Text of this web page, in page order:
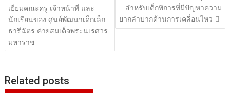
เยี่ยมคณะครู เจ้าหน้าที่ และ
นักเรียนของ ศูนย์พัฒนาเด็กเล็ก
ธารีฉัตร ค่ายสมเด็จพระนเรศวร
มหาราช
สำหรับเด็กพิการที่มีปัญหาความ
ยากลำบากด้านการเคลื่อนไหว
Related posts